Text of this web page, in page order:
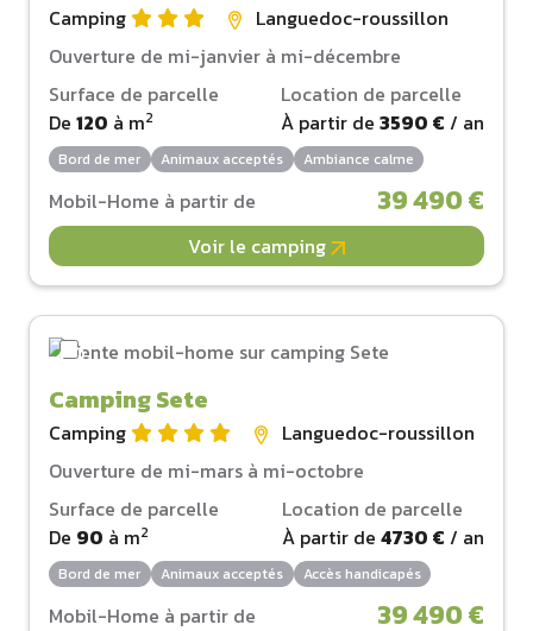
Camping
Languedoc-roussillon
Ouverture de mi-janvier à mi-décembre
Surface de parcelle
De 120 à m2
Location de parcelle
À partir de 3590 € / an
Bord de mer Animaux acceptés Ambiance calme
Mobil-Home à partir de 39 490 €
Voir le camping
Camping Sete
Camping
Languedoc-roussillon
Ouverture de mi-mars à mi-octobre
Surface de parcelle
De 90 à m2
Location de parcelle
À partir de 4730 € / an
Bord de mer Animaux acceptés Accès handicapés
Mobil-Home à partir de 39 490 €